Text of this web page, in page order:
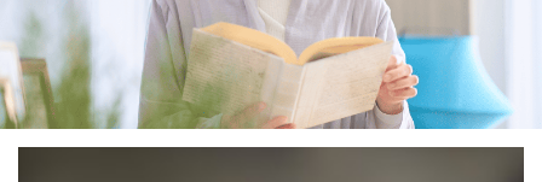
の通知を求められた場合には、遅滞なくこれに応じま
す。ただし、以下①～④のいずれかに該当する場合は、
利用目的の通知を行なうことはできません。そのとき
は、本人に遅滞無くその旨を通知するとともに、理由を
説明させていただきます。
①利用目的を本人に通知し、又は公表することによって